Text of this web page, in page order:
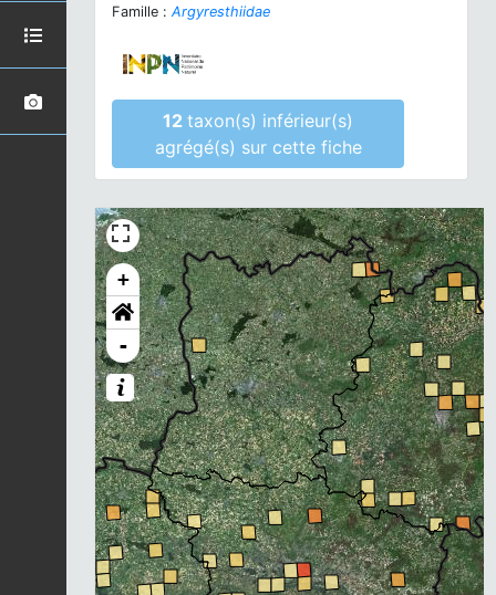
Famille : Argyresthiidae
12taxon(s) inférieur(s)
agrégé(s) sur cette fiche
+
-